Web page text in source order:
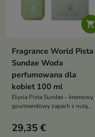

Fragrance World Pista
Sundae Woda
perfumowana dla
kobiet 100 ml
Elysia Pista Sundae – kremowy,
gourmandowy zapach z nutą
otula jak deser i zachwyca
słodką elegancją
29,35 €